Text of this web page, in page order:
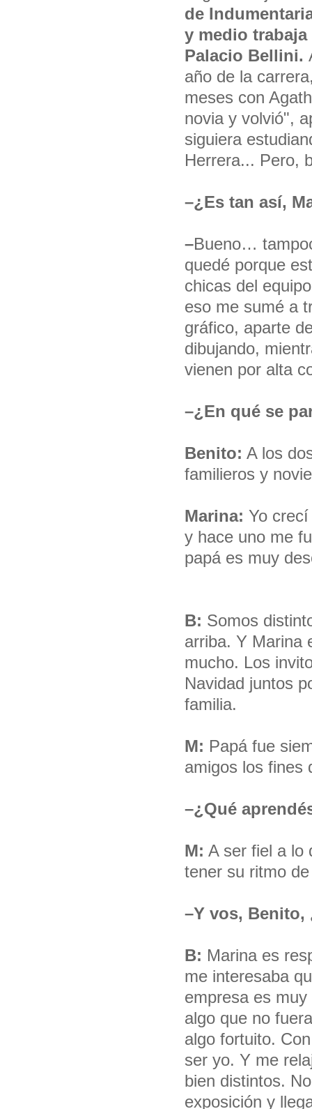
de
y medio
Palacio Bellini.
año de la
meses con
novia y volvió",
siguiera
Herrera... Pero,
–¿Es tan así,
–Bueno…
quedé porque
chicas del
eso me sumé a
gráfico, aparte
dibujando,
vienen por alta
–¿En qué se
Benito: A los
familieros y
Marina: Yo
y hace uno me
papá es
B: Somos
arriba. Y Marina
mucho. Los
Navidad juntos
familia.
M: Papá fue
amigos los fines
–¿Qué
M: A ser fiel a lo
tener su ritmo
–Y vos, Benito,
B: Marina es
me interesaba
empresa es
algo que no
algo fortuito.
ser yo. Y me
bien distintos.
exposición y